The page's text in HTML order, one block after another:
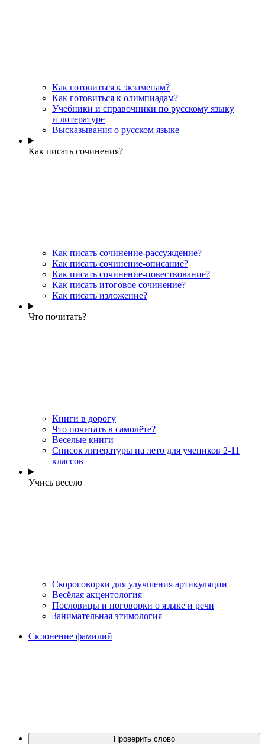
Как готовиться к экзаменам?
Как готовиться к олимпиадам?
Учебники и справочники по русскому языку
и литературе
Высказывания о русском языке
Как писать сочинения?
Как писать сочинение-рассуждение?
Как писать сочинение-описание?
Как писать сочинение-повествование?
Как писать итоговое сочинение?
Как писать изложение?
Что почитать?
Книги в дорогу
Что почитать в самолёте?
Веселые книги
Cписок литературы на лето для учеников 2-11
классов
Учись весело
Скороговорки для улучшения артикуляции
Весёлая акцентология
Пословицы и поговорки о языке и речи
Занимательная этимология
Склонение фамилий
Проверить слово